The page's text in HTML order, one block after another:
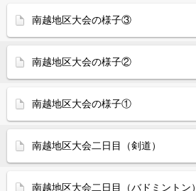
南越地区大会の様子③
南越地区大会の様子②
南越地区大会の様子①
南越地区大会二日目（剣道）
南越地区大会二日目（バドミントン）